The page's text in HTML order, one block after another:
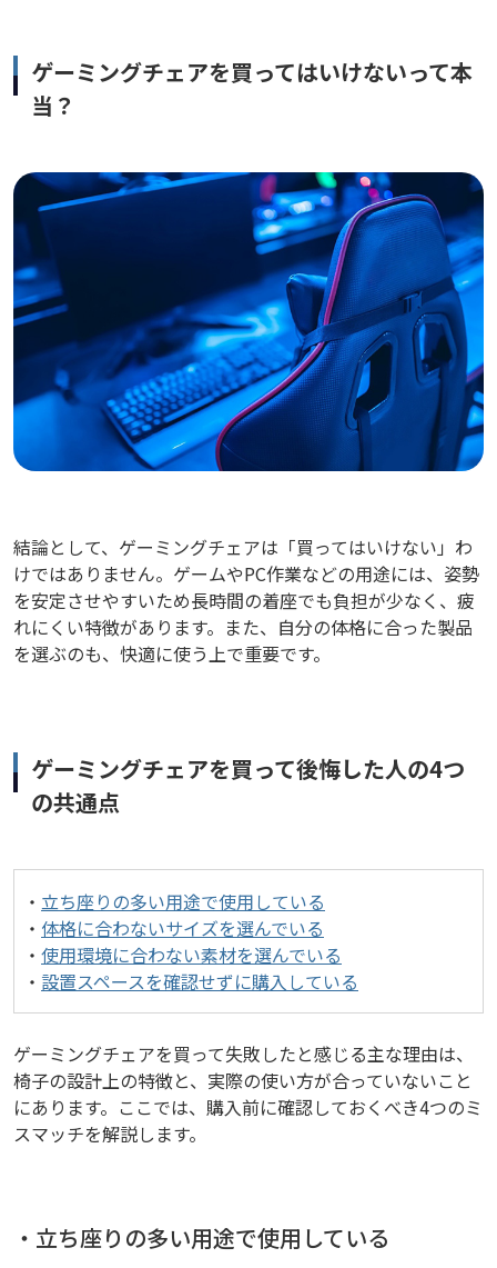
ゲーミングチェアを買ってはいけないって本
当？
結論として、ゲーミングチェアは「買ってはいけない」わ
けではありません。ゲームやPC作業などの用途には、姿勢
を安定させやすいため長時間の着座でも負担が少なく、疲
れにくい特徴があります。また、自分の体格に合った製品
を選ぶのも、快適に使う上で重要です。
ゲーミングチェアを買って後悔した人の4つ
の共通点
・ 立ち座りの多い用途で使用している
・ 体格に合わないサイズを選んでいる
・ 使用環境に合わない素材を選んでいる
・ 設置スペースを確認せずに購入している
ゲーミングチェアを買って失敗したと感じる主な理由は、
椅子の設計上の特徴と、実際の使い方が合っていないこと
にあります。ここでは、購入前に確認しておくべき4つのミ
スマッチを解説します。
・立ち座りの多い用途で使用している